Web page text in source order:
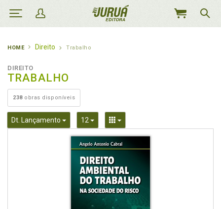
MEU
HOME Direito Trabalho
DIREITO
TRABALHO
238obras disponíveis
Dt. Lançamento Toggle Dropdown
12 Toggle DropdownToggle Dropdown